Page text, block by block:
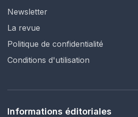
Newsletter
La revue
Politique de confidentialité
Conditions d'utilisation
Informations éditoriales